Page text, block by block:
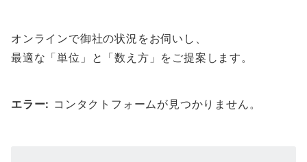
オンラインで御社の状況をお伺いし、
最適な「単位」と「数え方」をご提案します。
エラー: コンタクトフォームが見つかりません。